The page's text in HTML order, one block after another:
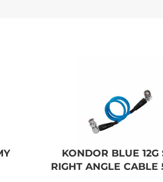
KONDOR BLUE 12G
RIGHT ANGLE CABLE